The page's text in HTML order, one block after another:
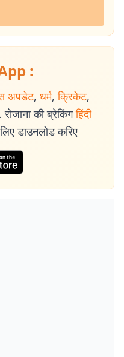
:
अपडेट, धर्म, क्रिकेट,
की ब्रेकिंग हिंदी
डाउनलोड करिए